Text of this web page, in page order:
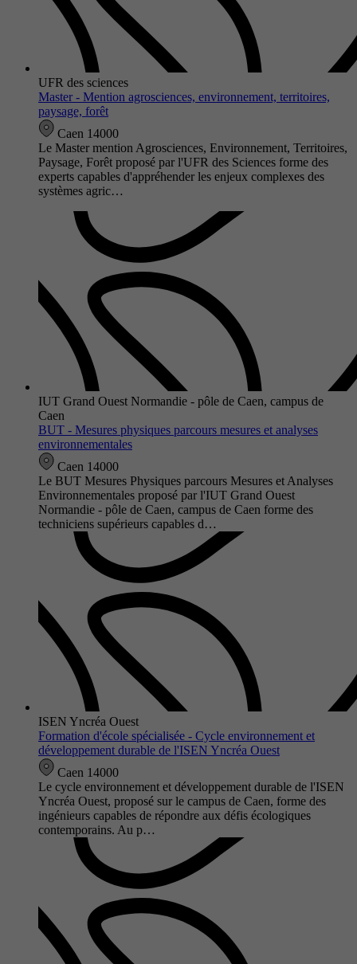
UFR des sciences
Master - Mention agrosciences, environnement, territoires,
paysage, forêt
Caen 14000
Le Master mention Agrosciences, Environnement, Territoires,
Paysage, Forêt proposé par l'UFR des Sciences forme des
experts capables d'appréhender les enjeux complexes des
systèmes agric…
IUT Grand Ouest Normandie - pôle de Caen, campus de
Caen
BUT - Mesures physiques parcours mesures et analyses
environnementales
Caen 14000
Le BUT Mesures Physiques parcours Mesures et Analyses
Environnementales proposé par l'IUT Grand Ouest
Normandie - pôle de Caen, campus de Caen forme des
techniciens supérieurs capables d…
ISEN Yncréa Ouest
Formation d'école spécialisée - Cycle environnement et
développement durable de l'ISEN Yncréa Ouest
Caen 14000
Le cycle environnement et développement durable de l'ISEN
Yncréa Ouest, proposé sur le campus de Caen, forme des
ingénieurs capables de répondre aux défis écologiques
contemporains. Au p…